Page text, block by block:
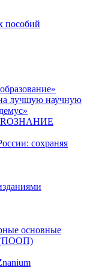
пособий
лучшую научную
сохраняя
основные
(ПООП)